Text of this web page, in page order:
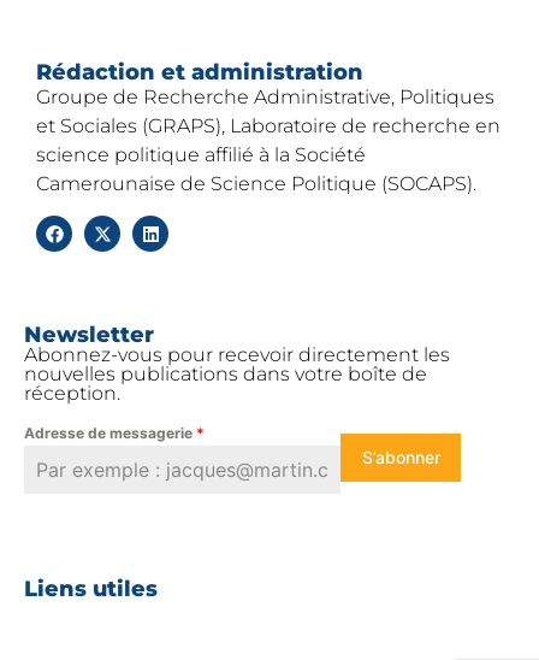
Rédaction et administration
Groupe de Recherche Administrative, Politiques
et Sociales (GRAPS), Laboratoire de recherche en
science politique affilié à la Société
Camerounaise de Science Politique (SOCAPS).
Newsletter
Abonnez-vous pour recevoir directement les
nouvelles publications dans votre boîte de
réception.
Adresse de messagerie *
S’abonner
Liens utiles